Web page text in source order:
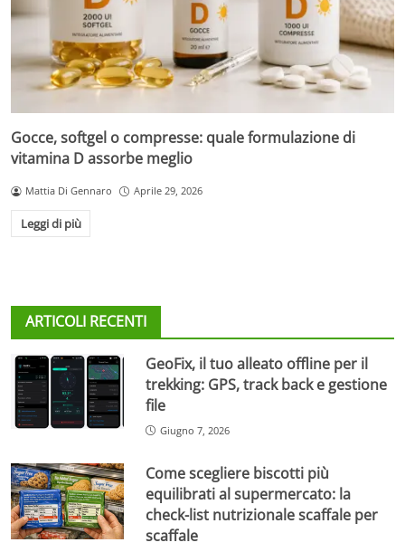
Gocce, softgel o compresse: quale formulazione di
vitamina D assorbe meglio
Mattia Di Gennaro Aprile 29, 2026
Leggi di più
ARTICOLI RECENTI
GeoFix, il tuo alleato offline per il
trekking: GPS, track back e gestione
file
Giugno 7, 2026
Come scegliere biscotti più
equilibrati al supermercato: la
check-list nutrizionale scaffale per
scaffale